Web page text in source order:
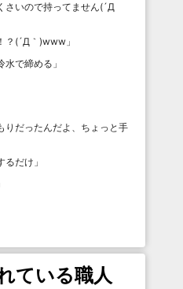
さいので持ってません(´Д
？(´Д｀)www 」
水で締める 」
りだったんだよ、ちょっと手
るだけ 」
ている職人